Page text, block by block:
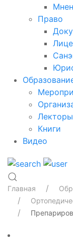
Право
Лекторы
Книги
Видео
Главная